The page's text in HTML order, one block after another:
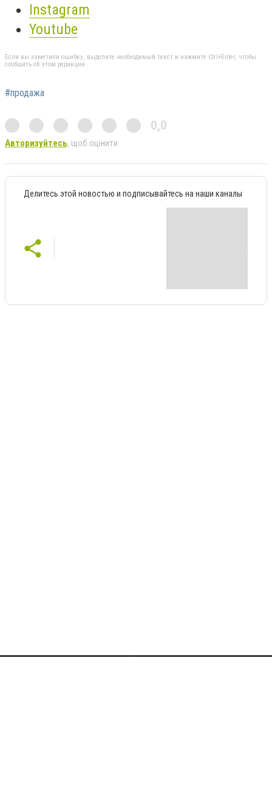
Instagram
Youtube
Если вы заметили ошибку, выделите необходимый текст и нажмите Ctrl+Enter, чтобы
сообщить об этом редакции
#продажа
0,0
Авторизуйтесь, щоб оцінити
Делитесь этой новостью и подписывайтесь на наши каналы